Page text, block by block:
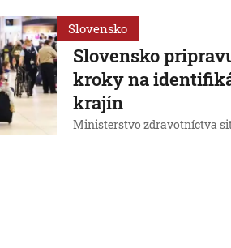
Slovensko
Slovensko
kroky na
krajín
Ministerstvo zdravotníctva